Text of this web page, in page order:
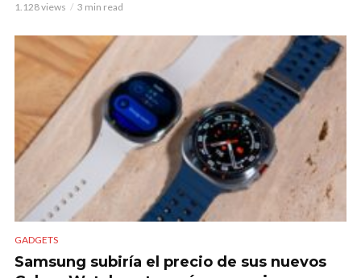
1.128 views 3 min read
GADGETS
Samsung subiría el precio de sus nuevos